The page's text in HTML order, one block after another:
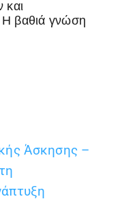
και
βαθιά γνώση
Άσκησης –